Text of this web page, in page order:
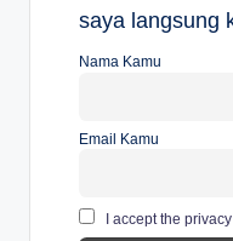
saya langsung
Nama Kamu
Email Kamu
I accept the